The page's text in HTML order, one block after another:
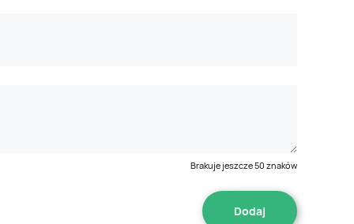
Brakuje jeszcze50 znaków